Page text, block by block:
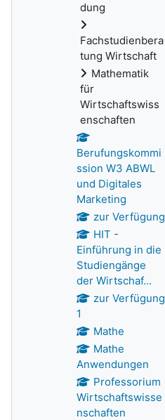
dung
Fachstudienbera
tung Wirtschaft
Mathematik
für
Wirtschaftswiss
enschaften
Berufungskommi
ssion W3 ABWL
und Digitales
Marketing
zur Verfügung
HIT -
Einführung in die
Studiengänge
der Wirtschaf...
zur Verfügung
1
Mathe
Mathe
Anwendungen
Professorium
Wirtschaftswisse
nschaften